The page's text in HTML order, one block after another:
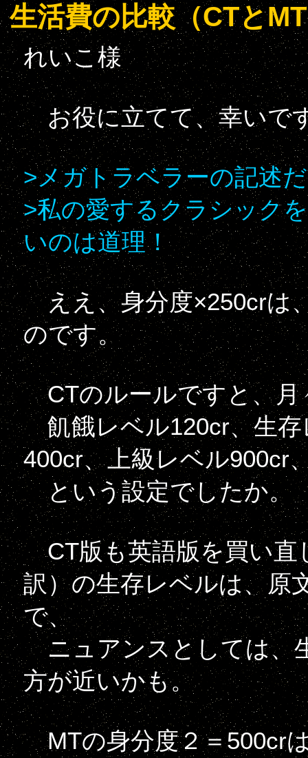
生活費の比較（CTと
れいこ様
お役に立てて、幸いで
>メガトラベラーの記述
>私の愛するクラシック
いのは道理！
ええ、身分度×250crは
のです。
CTのルールですと、月
飢餓レベル120cr、生存
400cr、上級レベル900cr
という設定でしたか。
CT版も英語版を買い直
訳）の生存レベルは、原
で、
ニュアンスとしては、
方が近いかも。
MTの身分度２＝500cr